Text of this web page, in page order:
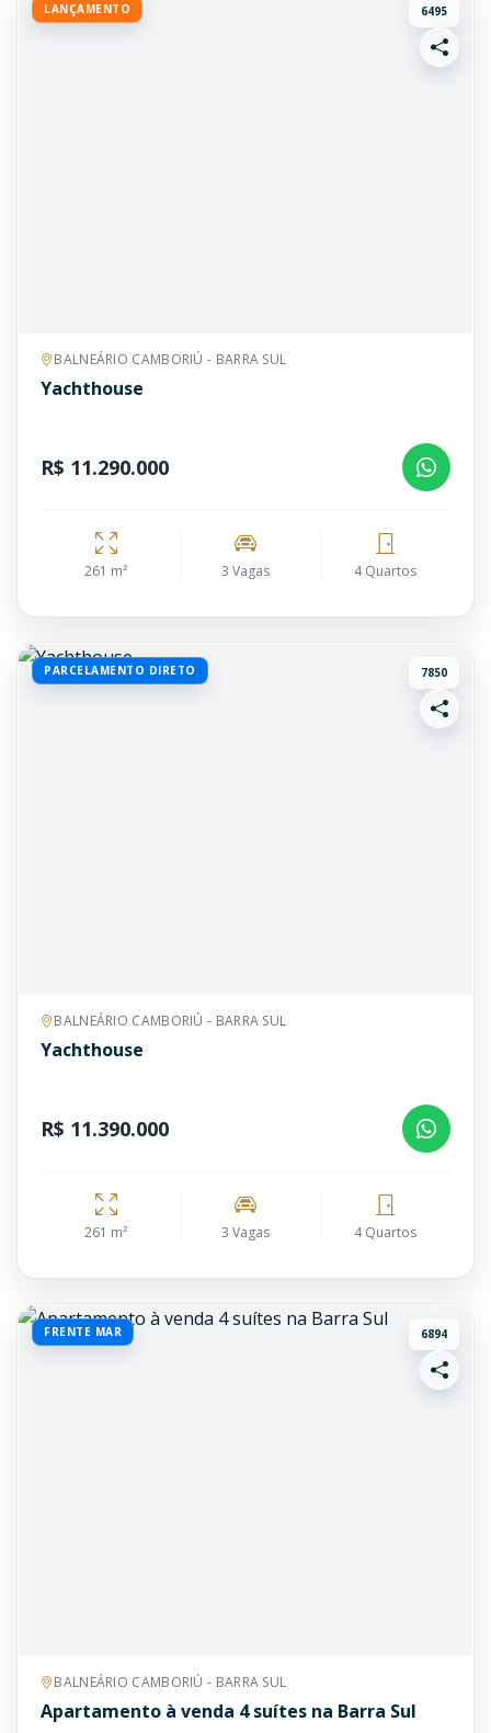
LANÇAMENTO 6495
BALNEÁRIO CAMBORIÚ - BARRA SUL
Yachthouse
R$ 11.290.000
261 m² 3 Vagas 4 Quartos
PARCELAMENTO DIRETO 7850
BALNEÁRIO CAMBORIÚ - BARRA SUL
Yachthouse
R$ 11.390.000
261 m² 3 Vagas 4 Quartos
FRENTE MAR 6894
BALNEÁRIO CAMBORIÚ - BARRA SUL
Apartamento à venda 4 suítes na Barra Sul